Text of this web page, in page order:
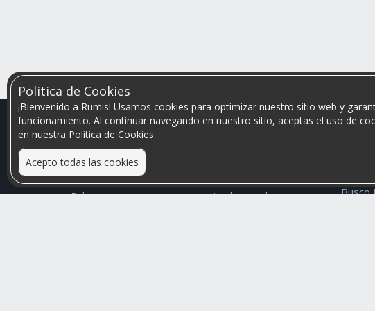
Politica de Cookies
¡Bienvenido a Rumis! Usamos cookies para optimizar nuestro sitio web y
funcionamiento. Al continuar navegando en nuestro sitio, aceptas el uso de
en nuestra Política de Cookies.
Acepto todas las cookies
Relacionamos personas que arriendan con las que
Busco